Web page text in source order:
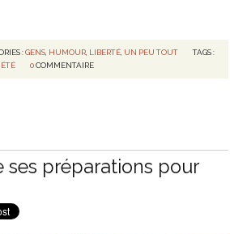
:GENS, HUMOUR, LIBERTÉ, UN PEU TOUT
TAGS :
0 COMMENTAIRE
ses préparations pour